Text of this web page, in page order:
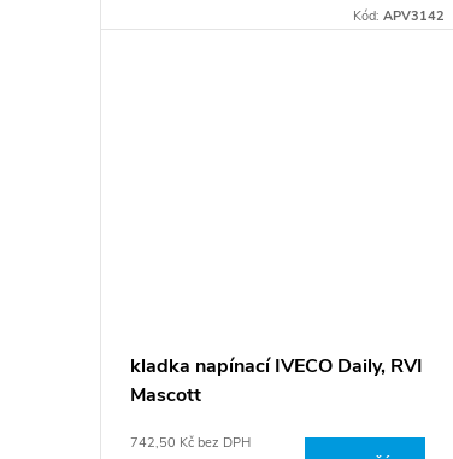
7422307251 Číslo karty: 090095
Kód:APV3142
kladka napínací IVECO Daily, RVI
Mascott
742,50 Kč bez DPH